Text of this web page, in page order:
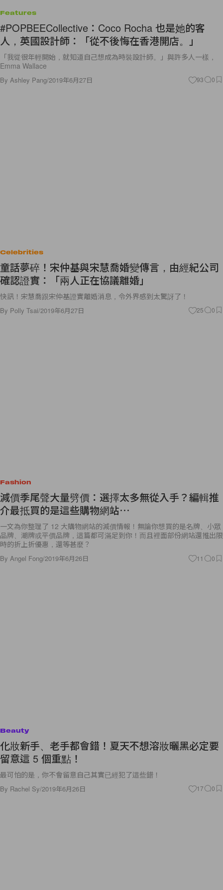
Features
#POPBEECollective：Coco Rocha 也是她的客
人，英國設計師：「從不後悔在香港開店。」
「我從很年輕開始，就知道自己想成為時裝設計師。」與許多人一樣，
Emma Wallace
By Ashley Pang/2019年6月27日 93 0
Celebrities
童話夢碎！宋仲基與宋慧喬婚變傳言，由經紀公司
確認證實：「兩人正在協議離婚」
快訊！宋慧喬跟宋仲基證實離婚消息，令外界感到太驚訝了！
By Polly Tsai/2019年6月27日 25 0
Fashion
減價季尾聲大量劈價：選擇太多無從入手？編輯推
介最抵買的是這些購物網站⋯
一文為你整理了 12 大購物網站的減價情報！無論你想買的是名牌、小眾
品牌、潮牌或平價品牌，這篇都可滿足到你！而且裡面部份網站還推出限
時的折上折優惠，還等甚麼？
By Angel Fong/2019年6月26日 11 0
Beauty
化妝新手、老手都會錯！夏天不想溶妝曬黑必定要
留意這 5 個重點！
最可怕的是，你不會留意自己其實已經犯了這些錯！
By Rachel Sy/2019年6月26日 17 0